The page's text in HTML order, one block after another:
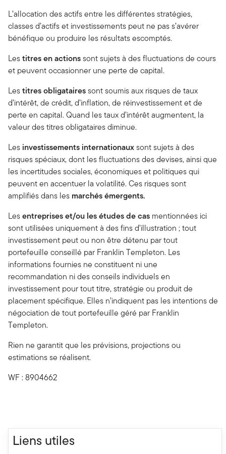
L’allocation des actifs entre les différentes stratégies,
classes d’actifs et investissements peut ne pas s’avérer
bénéfique ou produire les résultats escomptés.
Lestitres en actionssont sujets à des fluctuations de cours
et peuvent occasionner une perte de capital.
Lestitres obligatairessont soumis aux risques de taux
d’intérêt, de crédit, d’inflation, de réinvestissement et de
perte en capital. Quand les taux d’intérêt augmentent, la
valeur des titres obligataires diminue.
Les investissements internationauxsont sujets à des
risques spéciaux, dont les fluctuations des devises, ainsi que
les incertitudes sociales, économiques et politiques qui
peuvent en accentuer la volatilité. Ces risques sont
amplifiés dans les marchés émergents.
Lesentreprises et/ou les études de cas mentionnées ici
sont utilisées uniquement à des fins d’illustration ; tout
investissement peut ou non être détenu par tout
portefeuille conseillé par Franklin Templeton. Les
informations fournies ne constituent ni une
recommandation ni des conseils individuels en
investissement pour tout titre, stratégie ou produit de
placement spécifique. Elles n’indiquent pas les intentions de
négociation de tout portefeuille géré par Franklin
Templeton.
Rien ne garantit que les prévisions, projections ou
estimations se réalisent.
WF : 8904662
Liens utiles